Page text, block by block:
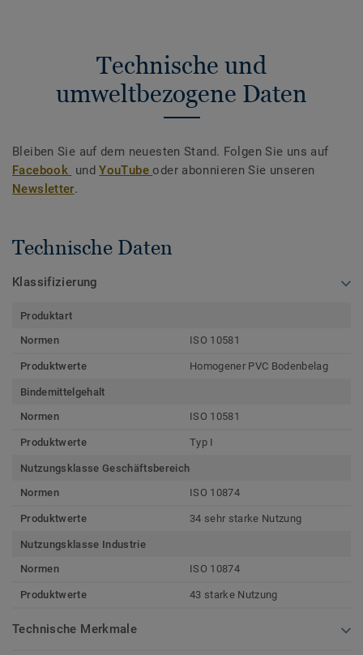
Technische und
umweltbezogene Daten
Bleiben Sie auf dem neuesten Stand. Folgen Sie uns auf
Facebook undYouTubeoder abonnieren Sie unseren
Newsletter.
Technische Daten
Klassifizierung
Produktart
Normen
ISO 10581
Produktwerte Homogener PVC Bodenbelag
Bindemittelgehalt
Normen
ISO 10581
Produktwerte Typ I
Nutzungsklasse Geschäftsbereich
Normen
ISO 10874
Produktwerte 34 sehr starke Nutzung
Nutzungsklasse Industrie
Normen
ISO 10874
Produktwerte 43 starke Nutzung
Technische Merkmale